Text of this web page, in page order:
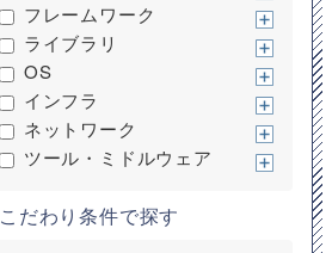
フレームワーク
ライブラリ
OS
インフラ
ネットワーク
ツール・ミドルウェア
こだわり条件で探す